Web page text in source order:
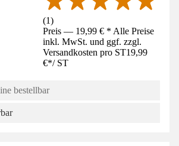
(1)
Preis — 19,99 € * Alle Preise
inkl. MwSt. und ggf. zzgl.
Versandkosten pro ST19,99
€*/ ST
bestellbar